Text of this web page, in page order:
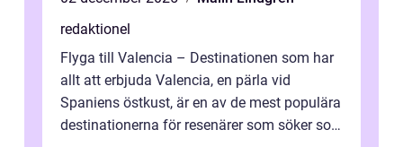
redaktionel
Flyga till Valencia – Destinationen som har
allt att erbjuda Valencia, en pärla vid
Spaniens östkust, är en av de mest populära
destinationerna för resenärer som söker sol,